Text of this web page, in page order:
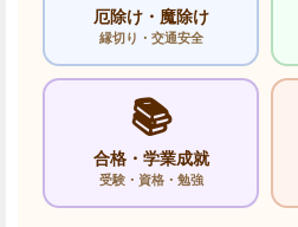
厄除け・魔除け
縁切り・交通安全
📚
合格・学業成就
受験・資格・勉強